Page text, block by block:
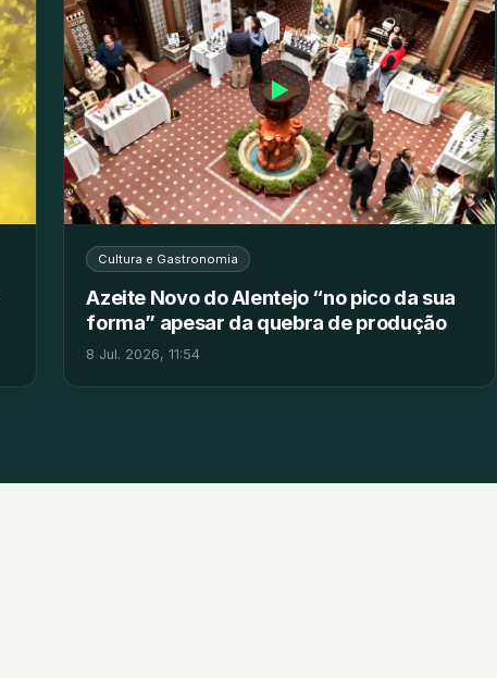
▶
Cultura e Gastronomia
Azeite Novo do Alentejo “no pico da sua
forma” apesar da quebra de produção
8 Jul. 2026, 11:54